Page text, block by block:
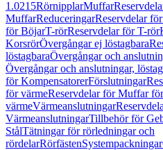
1.0215RörnipplarMuffar
MuffarReduceringarReservdelar
för BöjarT-rörReservdelar för T-rör
KorsrörÖvergångar ej löstagbara
löstagbaraÖvergångar och
Övergångar och anslutningar,
för KompensatorerFörslutningar
för värmeReservdelar för Muffar för
värmeVärmeanslutningar
VärmeanslutningarTillbehör för
StålTätningar för rörledningar och
rördelarRörfästenSystempackningar